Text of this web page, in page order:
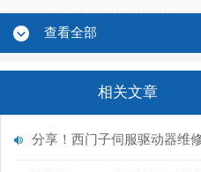
查看全部
相关文章